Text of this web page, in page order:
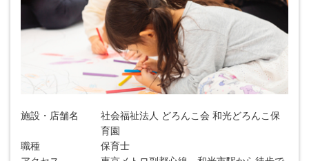
施設・店舗名
社会福祉法人 どろんこ会 和光どろんこ保
育園
職種
保育士